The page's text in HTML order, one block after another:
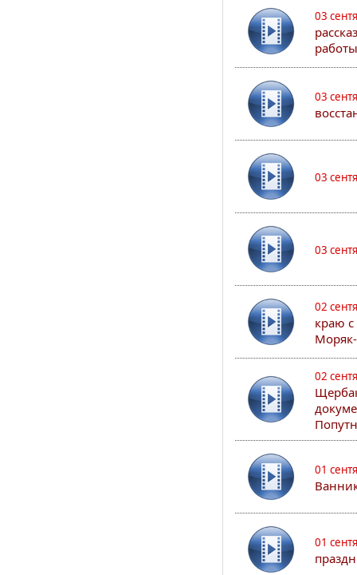
03
03
03
03
02
краю
02
01
01